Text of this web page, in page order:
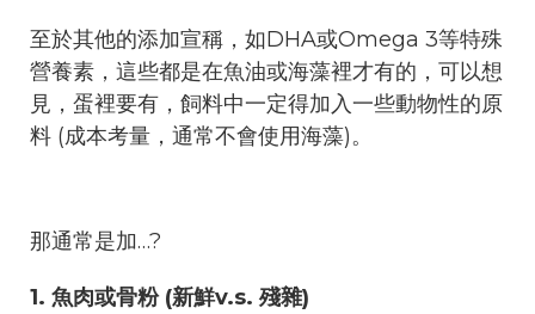
至於其他的添加宣稱，如DHA或Omega 3等特殊
營養素，這些都是在魚油或海藻裡才有的，可以想
見，蛋裡要有，飼料中一定得加入一些動物性的原
料 (成本考量，通常不會使用海藻)。
那通常是加…?
1. 魚肉或骨粉 (新鮮v.s. 殘雜)